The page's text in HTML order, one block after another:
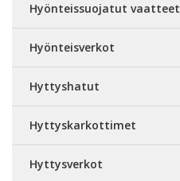
Hyönteissuojatut vaatteet
Hyönteisverkot
Hyttyshatut
Hyttyskarkottimet
Hyttysverkot